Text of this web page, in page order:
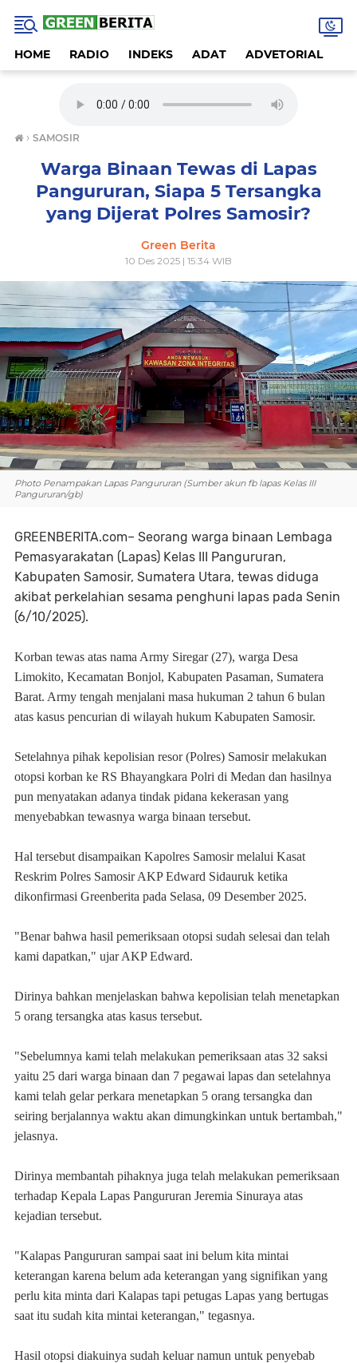
HOME RADIO INDEKS ADAT ADVETORIAL
› SAMOSIR
Warga Binaan Tewas di Lapas
Pangururan, Siapa 5 Tersangka
yang Dijerat Polres Samosir?
Green Berita
10 Des 2025 | 15:34 WIB
Photo Penampakan Lapas Pangururan (Sumber akun fb lapas Kelas III
Pangururan/gb)
GREENBERITA.com– Seorang warga binaan Lembaga
Pemasyarakatan (Lapas) Kelas III Pangururan,
Kabupaten Samosir, Sumatera Utara, tewas diduga
akibat perkelahian sesama penghuni lapas pada Senin
(6/10/2025).
Korban tewas atas nama Army Siregar (27), warga Desa
Limokito, Kecamatan Bonjol, Kabupaten Pasaman, Sumatera
Barat. Army tengah menjalani masa hukuman 2 tahun 6 bulan
atas kasus pencurian di wilayah hukum Kabupaten Samosir.
Setelahnya pihak kepolisian resor (Polres) Samosir melakukan
otopsi korban ke RS Bhayangkara Polri di Medan dan hasilnya
pun menyatakan adanya tindak pidana kekerasan yang
menyebabkan tewasnya warga binaan tersebut.
Hal tersebut disampaikan Kapolres Samosir melalui Kasat
Reskrim Polres Samosir AKP Edward Sidauruk ketika
dikonfirmasi Greenberita pada Selasa, 09 Desember 2025.
"Benar bahwa hasil pemeriksaan otopsi sudah selesai dan telah
kami dapatkan," ujar AKP Edward.
Dirinya bahkan menjelaskan bahwa kepolisian telah menetapkan
5 orang tersangka atas kasus tersebut.
"Sebelumnya kami telah melakukan pemeriksaan atas 32 saksi
yaitu 25 dari warga binaan dan 7 pegawai lapas dan setelahnya
kami telah gelar perkara menetapkan 5 orang tersangka dan
seiring berjalannya waktu akan dimungkinkan untuk bertambah,"
jelasnya.
Dirinya membantah pihaknya juga telah melakukan pemeriksaan
terhadap Kepala Lapas Pangururan Jeremia Sinuraya atas
kejadian tersebut.
"Kalapas Pangururan sampai saat ini belum kita mintai
keterangan karena belum ada keterangan yang signifikan yang
perlu kita minta dari Kalapas tapi petugas Lapas yang bertugas
saat itu sudah kita mintai keterangan," tegasnya.
Hasil otopsi diakuinya sudah keluar namun untuk penyebab